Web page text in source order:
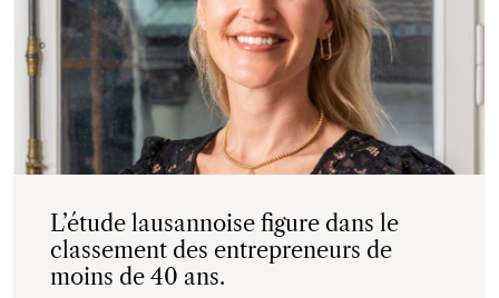
L’étude lausannoise figure dans le
classement des entrepreneurs de
moins de 40 ans.